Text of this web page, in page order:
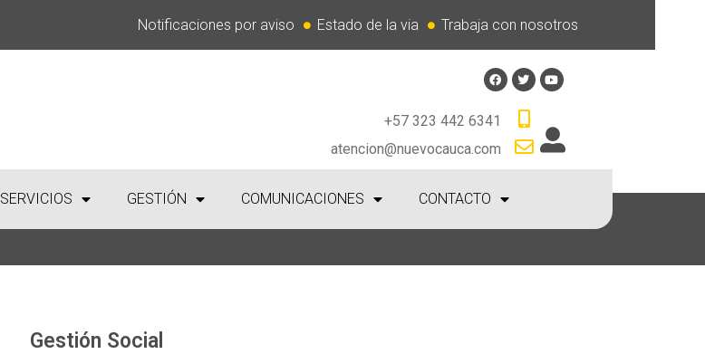
Notificaciones por aviso Estado de la via Trabaja con nosotros
+57 323 442 6341
atencion@nuevocauca.com
SERVICIOS GESTIÓN COMUNICACIONES CONTACTO
Gestión Social